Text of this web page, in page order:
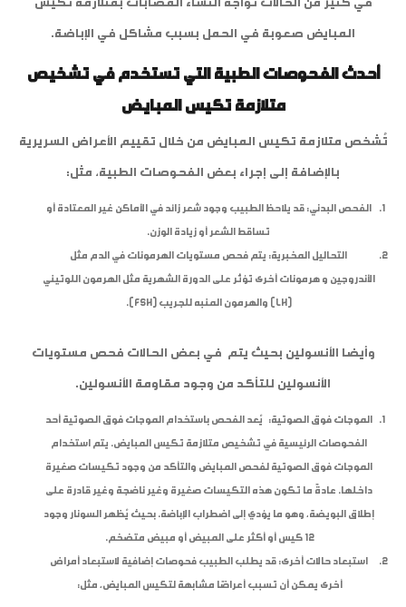
المبايض صعوبة في الحمل بسبب مشاكل في الإباضة.
أحدث الفحوصات الطبية التي تستخدم في تشخيص
متلازمة تكيس المبايض
تُشخص متلازمة تكيس المبايض من خلال تقييم الأعراض السريرية
بالإضافة إلى إجراء بعض الفحوصات الطبية، مثل:
الفحص البدني: قد يلاحظ الطبيب وجود شعر زائد في الأماكن غير المعتادة أو
تساقط الشعر أو زيادة الوزن.
التحاليل المخبرية: يتم فحص مستويات الهرمونات في الدم مثل
الأندروجين و هرمونات أخرى تؤثر على الدورة الشهرية مثل الهرمون اللوتيني
(LH) والهرمون المنبه للجريب (FSH).
وأيضا الأنسولين بحيث يتم في بعض الحالات فحص مستويات
الأنسولين للتأكد من وجود مقاومة الأنسولين.
الموجات فوق الصوتية: يُعد الفحص باستخدام الموجات فوق الصوتية أحد
الفحوصات الرئيسية في تشخيص متلازمة تكيس المبايض. يتم استخدام
الموجات فوق الصوتية لفحص المبايض والتأكد من وجود تكيسات صغيرة
داخلها. عادةً ما تكون هذه التكيسات صغيرة وغير ناضجة وغير قادرة على
إطلاق البويضة، وهو ما يؤدي إلى اضطراب الإباضة. بحيث يُظهر السونار وجود
12 كيس أو أكثر على المبيض أو مبيض متضخم.
استبعاد حالات أخرى: قد يطلب الطبيب فحوصات إضافية لاستبعاد أمراض
أخرى يمكن أن تسبب أعراضًا مشابهة لتكيس المبايض، مثل: